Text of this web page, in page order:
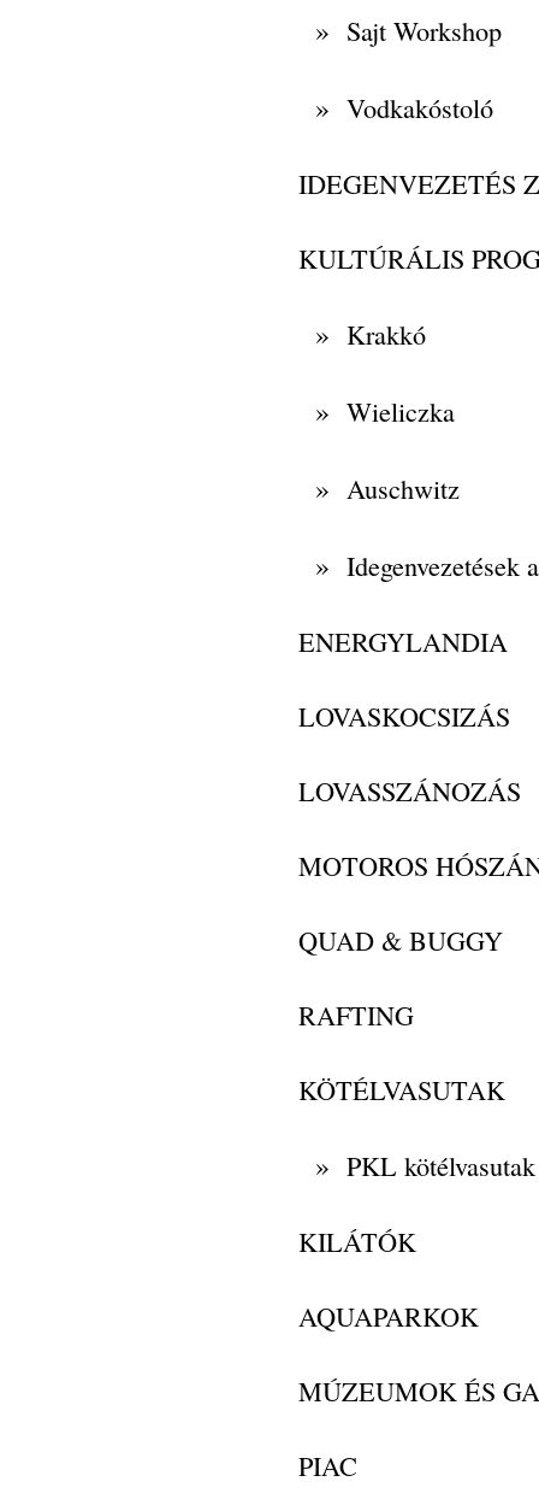
» Sajt Workshop
» Vodkakóstoló
IDEGENVEZETÉS
KULTÚRÁLIS
» Krakkó
» Wieliczka
» Auschwitz
» Idegenvezetések
ENERGYLANDIA
LOVASKOCSIZÁS
LOVASSZÁNOZÁS
MOTOROS
QUAD & BUGGY
RAFTING
KÖTÉLVASUTAK
» PKL kötélvasutak
KILÁTÓK
AQUAPARKOK
MÚZEUMOK ÉS
PIAC